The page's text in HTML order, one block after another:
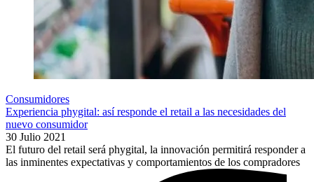
Consumidores
Experiencia phygital: así responde el retail a las necesidades del
nuevo consumidor
30 Julio 2021
El futuro del retail será phygital, la innovación permitirá responder a
las inminentes expectativas y comportamientos de los compradores